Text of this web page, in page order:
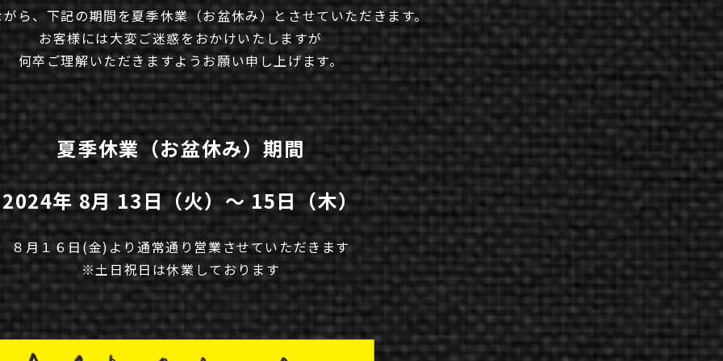
ら、下記の期間を夏季休業（お盆休み）とさせていただきます。
お客様には大変ご迷惑をおかけいたしますが
何卒ご理解いただきますようお願い申し上げます。
夏季休業（お盆休み）期間
2024年 8月 13日（火）～ 15日（木）
８月１６日(金)より通常通り営業させていただきます
※土日祝日は休業しております